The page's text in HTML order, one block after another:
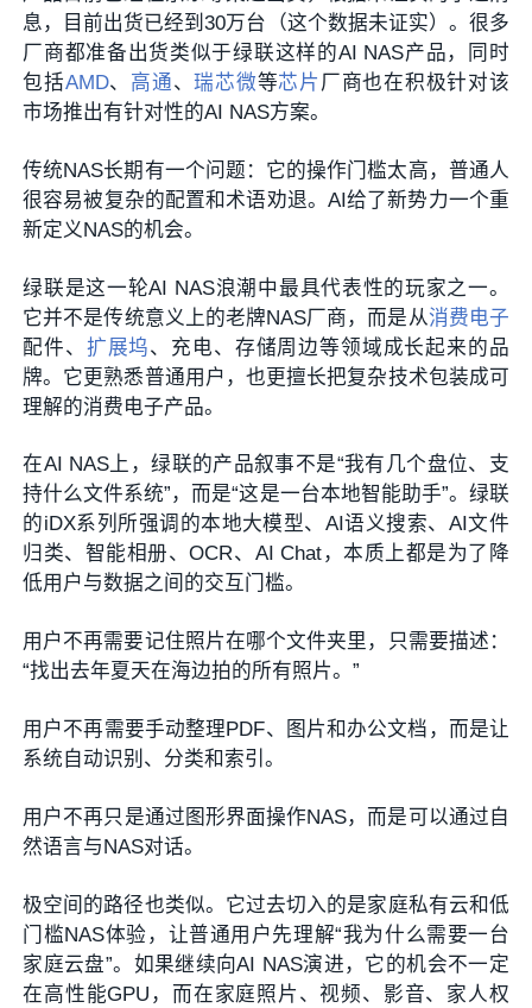
息，目前出货已经到30万台（这个数据未证实）。很多
厂商都准备出货类似于绿联这样的AI NAS产品，同时
包括AMD、 高通、瑞芯微等芯片 厂商也在积极针对该
市场推出有针对性的AI NAS方案。
传统NAS长期有一个问题：它的操作门槛太高，普通人
很容易被复杂的配置和术语劝退。AI给了新势力一个重
新定义NAS的机会。
绿联是这一轮AI NAS浪潮中最具代表性的玩家之一。
它并不是传统意义上的老牌NAS厂商，而是从消费电子
配件、 扩展坞、充电、存储周边等领域成长起来的品
牌。它更熟悉普通用户，也更擅长把复杂技术包装成可
理解的消费电子产品。
在AI NAS上，绿联的产品叙事不是“我有几个盘位、支
持什么文件系统”，而是“这是一台本地智能助手”。绿联
的iDX系列所强调的本地大模型、AI语义搜索、AI文件
归类、智能相册、OCR、AI Chat，本质上都是为了降
低用户与数据之间的交互门槛。
用户不再需要记住照片在哪个文件夹里，只需要描述：
“找出去年夏天在海边拍的所有照片。”
用户不再需要手动整理PDF、图片和办公文档，而是让
系统自动识别、分类和索引。
用户不再只是通过图形界面操作NAS，而是可以通过自
然语言与NAS对话。
极空间的路径也类似。它过去切入的是家庭私有云和低
门槛NAS体验，让普通用户先理解“我为什么需要一台
家庭云盘”。如果继续向AI NAS演进，它的机会不一定
在高性能GPU，而在家庭照片、视频、影音、家人权